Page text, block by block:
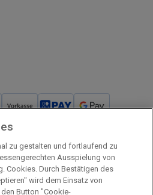
zu gestalten und fortlaufend zu
Ausspielung von
Cookies. Durch Bestätigen des
wird dem Einsatz von
Button "Cookie-